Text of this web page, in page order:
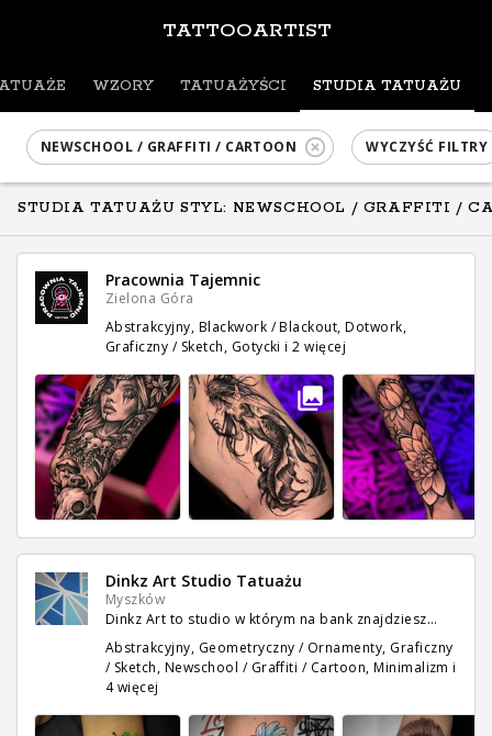
TATTOOARTIST
WZORY TATUAŻYŚCI STUDIA TATUAŻU
NEWSCHOOL / GRAFFITI / CARTOON WYCZYŚĆ FILTRY
STUDIA TATUAŻU STYL: NEWSCHOOL / GRAFFITI /
Pracownia Tajemnic
Zielona Góra
Abstrakcyjny, Blackwork / Blackout, Dotwork,
Graficzny / Sketch, Gotycki i 2 więcej
Dinkz Art Studio Tatuażu
Myszków
Dinkz Art to studio w którym na bank znajdziesz…
Abstrakcyjny, Geometryczny / Ornamenty, Graficzny
/ Sketch, Newschool / Graffiti / Cartoon, Minimalizm i
4 więcej